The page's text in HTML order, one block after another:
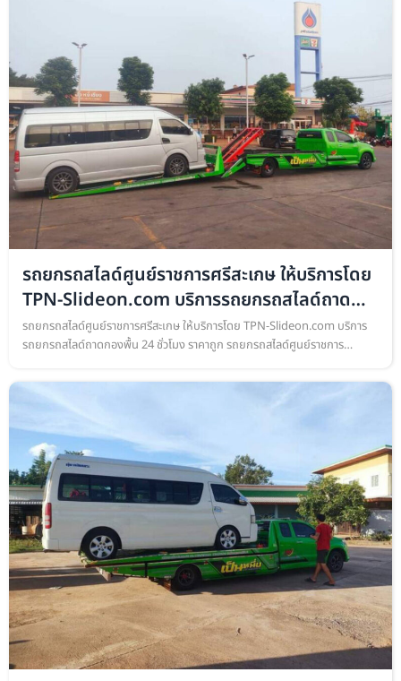
รถยกรถสไลด์ศูนย์ราชการศรีสะเกษ ให้บริการโดย
TPN-Slideon.com บริการรถยกรถสไลด์ถาด
กอง
รถยกรถสไลด์ศูนย์ราชการศรีสะเกษ ให้บริการโดย TPN-Slideon.com บริการ
รถยกรถสไลด์ถาดกองพื้น 24 ชั่วโมง ราคาถูก รถยกรถสไลด์ศูนย์ราชการ
เคลื่…